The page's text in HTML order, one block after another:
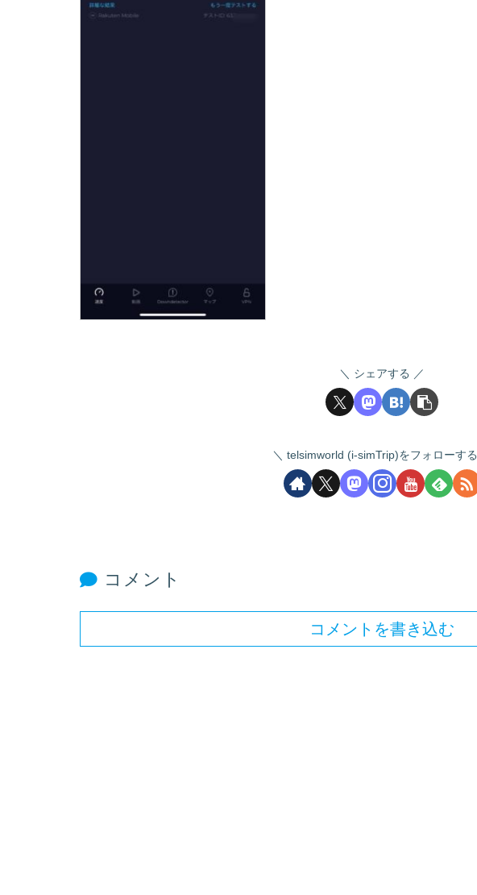
シェアする
telsimworld (i-simTrip)をフォローする
コメント
コメントを書き込む